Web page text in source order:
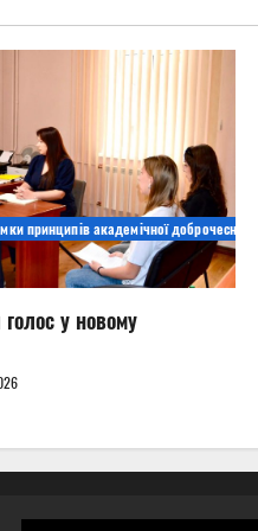
принципів академічної доброчесності
у новому